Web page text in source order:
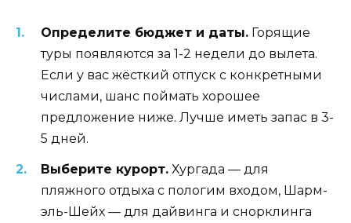
Определите бюджет и даты. Горящие
туры появляются за 1-2 недели до вылета.
Если у вас жёсткий отпуск с конкретными
числами, шанс поймать хорошее
предложение ниже. Лучше иметь запас в 3-
5 дней.
Выберите курорт. Хургада — для
пляжного отдыха с пологим входом, Шарм-
эль-Шейх — для дайвинга и снорклинга